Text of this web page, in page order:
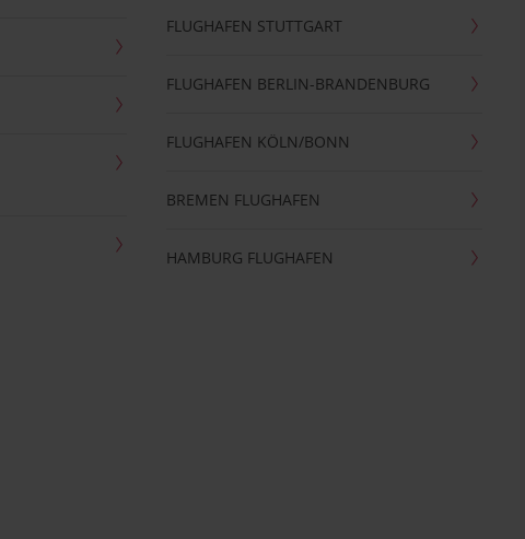
FLUGHAFEN STUTTGART
FLUGHAFEN BERLIN-BRANDENBURG
FLUGHAFEN KÖLN/BONN
BREMEN FLUGHAFEN
HAMBURG FLUGHAFEN